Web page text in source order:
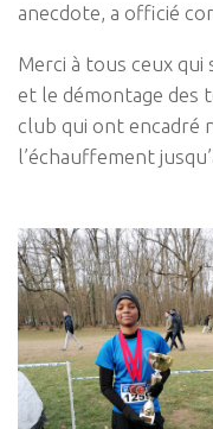
anecdote, a officié
Merci à tous ceux
et le démontage des
club qui ont encadré
l’échauffement